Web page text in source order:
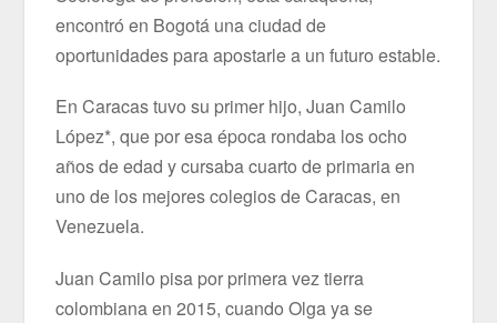
encontró en Bogotá una ciudad de
oportunidades para apostarle a un futuro estable.
En Caracas tuvo su primer hijo, Juan Camilo
López*, que por esa época rondaba los ocho
años de edad y cursaba cuarto de primaria en
uno de los mejores colegios de Caracas, en
Venezuela.
Juan Camilo pisa por primera vez tierra
colombiana en 2015, cuando Olga ya se